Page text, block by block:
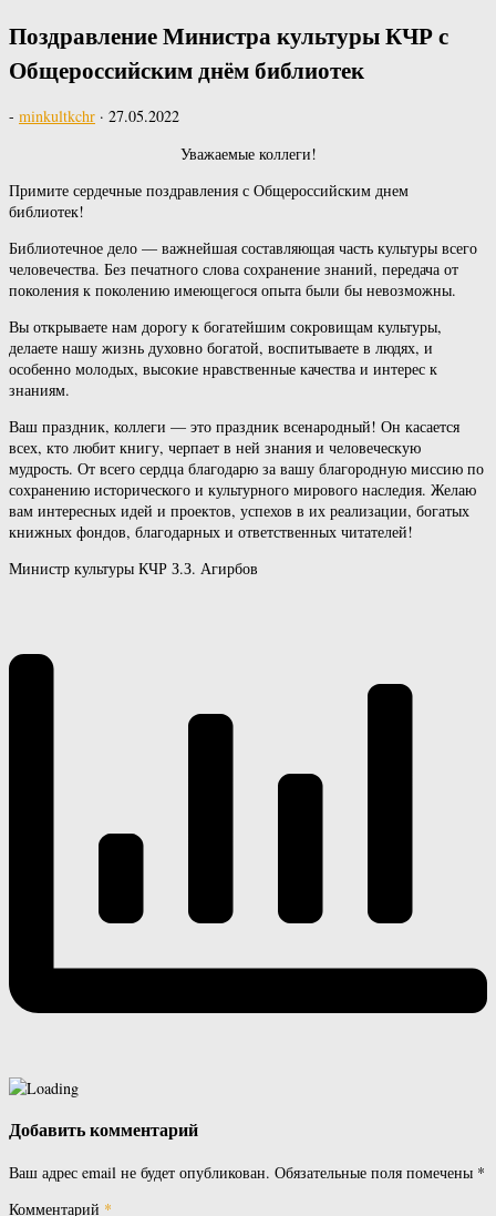
Поздравление Министра культуры КЧР с
Общероссийским днём библиотек
- minkultkchr · 27.05.2022
Уважаемые коллеги!
Примите сердечные поздравления с Общероссийским днем
библиотек!
Библиотечное дело — важнейшая составляющая часть культуры всего
человечества. Без печатного слова сохранение знаний, передача от
поколения к поколению имеющегося опыта были бы невозможны.
Вы открываете нам дорогу к богатейшим сокровищам культуры,
делаете нашу жизнь духовно богатой, воспитываете в людях, и
особенно молодых, высокие нравственные качества и интерес к
знаниям.
Ваш праздник, коллеги — это праздник всенародный! Он касается
всех, кто любит книгу, черпает в ней знания и человеческую
мудрость. От всего сердца благодарю за вашу благородную миссию по
сохранению исторического и культурного мирового наследия. Желаю
вам интересных идей и проектов, успехов в их реализации, богатых
книжных фондов, благодарных и ответственных читателей!
Министр культуры КЧР З.З. Агирбов
Добавить комментарий
Ваш адрес email не будет опубликован. Обязательные поля помечены *
Комментарий *